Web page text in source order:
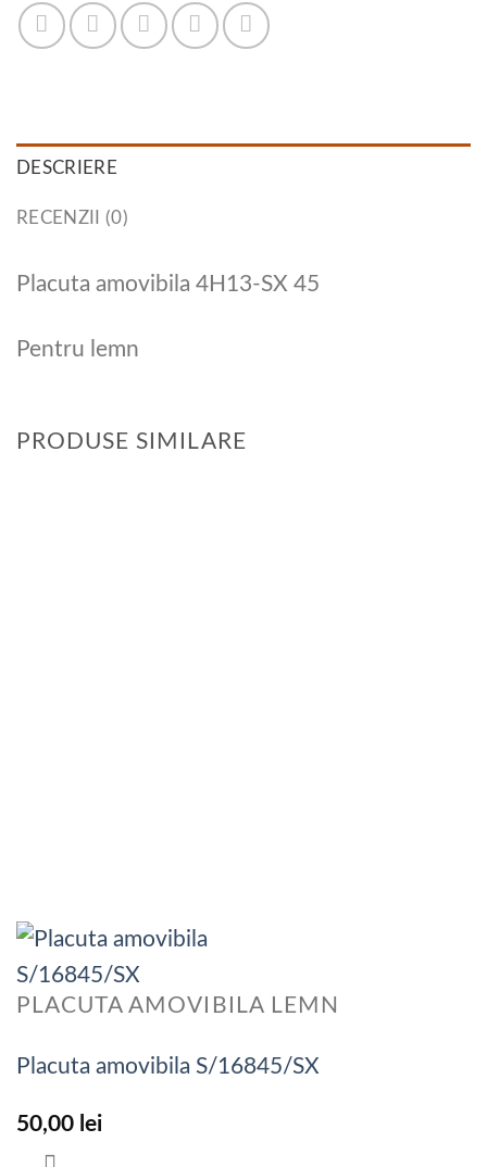
DESCRIERE
RECENZII (0)
Placuta amovibila 4H13-SX 45
Pentru lemn
PRODUSE SIMILARE
PLACUTA AMOVIBILA LEMN
Placuta amovibila S/16845/SX
50,00 lei